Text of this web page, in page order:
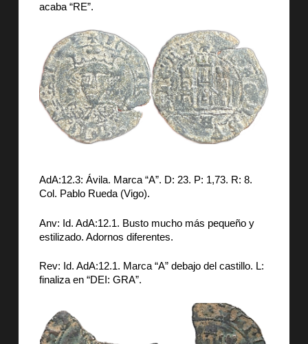
acaba “RE”.
AdA:12.3: Ávila. Marca “A”. D: 23. P: 1,73. R: 8.
Col. Pablo Rueda (Vigo).
Anv: Id. AdA:12.1. Busto mucho más pequeño y
estilizado. Adornos diferentes.
Rev: Id. AdA:12.1. Marca “A” debajo del castillo. L:
finaliza en “DEI: GRA”.